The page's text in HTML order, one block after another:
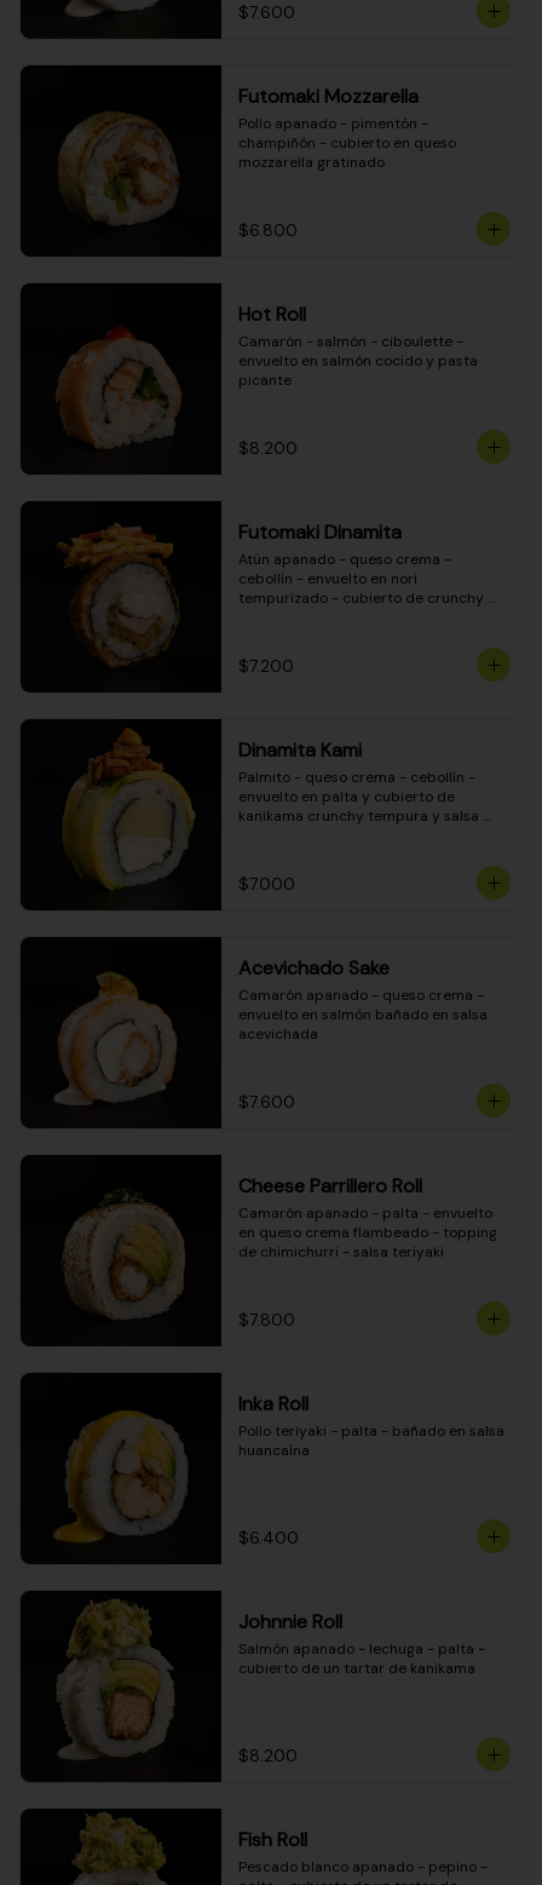
$7.600
Futomaki Mozzarella
Pollo apanado - pimentón -
champiñón - cubierto en queso
mozzarella gratinado
$6.800
Hot Roll
Camarón - salmón - ciboulette -
envuelto en salmón cocido y pasta
picante
$8.200
Futomaki Dinamita
Atún apanado - queso crema -
cebollín - envuelto en nori
tempurizado - cubierto de crunchy
$7.200
Dinamita Kami
Palmito - queso crema - cebollín -
envuelto en palta y cubierto de
kanikama crunchy tempura y salsa
$7.000
Acevichado Sake
Camarón apanado - queso crema -
envuelto en salmón bañado en salsa
acevichada
$7.600
Cheese Parrillero Roll
Camarón apanado - palta - envuelto
en queso crema flambeado - topping
de chimichurri - salsa teriyaki
$7.800
Inka Roll
Pollo teriyaki - palta - bañado en salsa
huancaína
$6.400
Johnnie Roll
Salmón apanado - lechuga - palta -
cubierto de un tartar de kanikama
$8.200
Fish Roll
Pescado blanco apanado - pepino -